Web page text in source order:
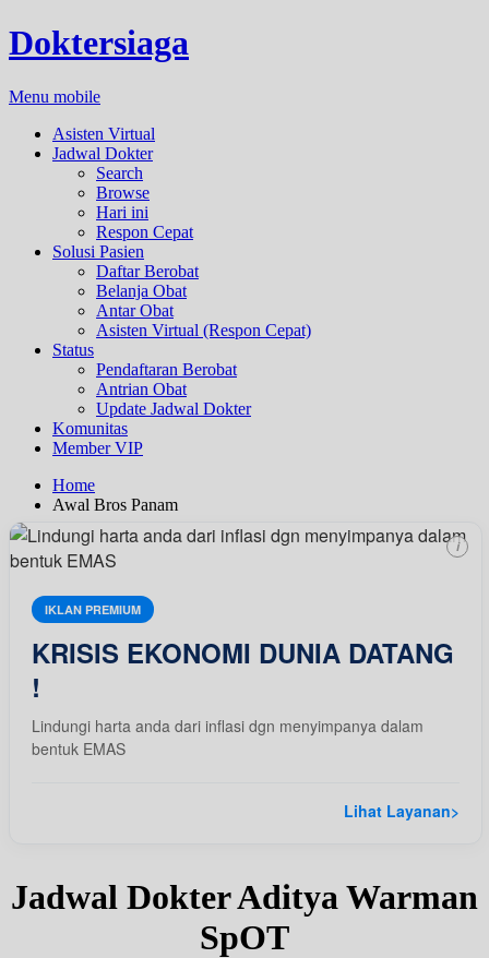
Doktersiaga
Menu mobile
Asisten Virtual
Jadwal Dokter
Search
Browse
Hari ini
Respon Cepat
Solusi Pasien
Daftar Berobat
Belanja Obat
Antar Obat
Asisten Virtual (Respon Cepat)
Status
Pendaftaran Berobat
Antrian Obat
Update Jadwal Dokter
Komunitas
Member VIP
Home
Awal Bros Panam
IKLAN PREMIUM
KRISIS EKONOMI DUNIA DATANG
!
Lindungi harta anda dari inflasi dgn menyimpanya dalam
bentuk EMAS
Lihat Layanan>
i
Jadwal Dokter Aditya Warman
SpOT